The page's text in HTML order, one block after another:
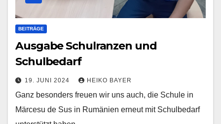
BEITRÄGE
Ausgabe Schulranzen und
Schulbedarf
19. JUNI 2024 HEIKO BAYER
Ganz besonders freuen wir uns auch, die Schule in
Märcesu de Sus in Rumänien erneut mit Schulbedarf